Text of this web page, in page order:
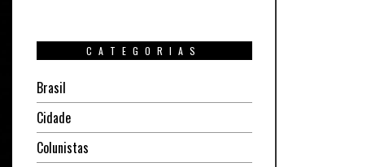
CATEGORIAS
Brasil
Cidade
Colunistas